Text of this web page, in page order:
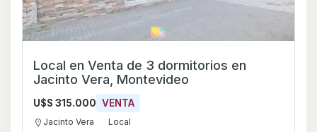
Local en Venta de 3 dormitorios en
Jacinto Vera, Montevideo
U$S 315.000 VENTA
Jacinto Vera Local